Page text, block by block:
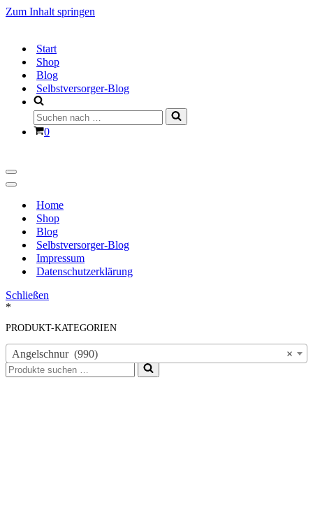
Zum Inhalt springen
Start
Shop
Blog
Selbstversorger-Blog
Suchen
nach …
Warenkorb
0
Navigationsmenü
Navigationsmenü
Home
Shop
Blog
Selbstversorger-Blog
Impressum
Datenschutzerklärung
Schließen
*
PRODUKT-KATEGORIEN
×
Angelschnur (990)
Suchen
nach …